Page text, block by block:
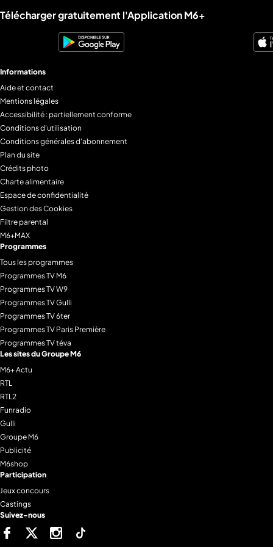
Liens utiles M6+.
Télécharger gratuitement l'Application M6+
Informations
Aide et contact
Mentions légales
Accessibilité : partiellement conforme
Conditions d'utilisation
Conditions générales d'abonnement
Plan du site
Crédits photo
Charte alimentaire
Espace de confidentialité
Gestion des Cookies
Filtre parental
M6+MAX
Programmes
Tous les programmes
Programmes TV M6
Programmes TV W9
Programmes TV Gulli
Programmes TV 6ter
Programmes TV Paris Première
Programmes TV téva
Les sites du Groupe M6
M6+ Actu
RTL
RTL2
Funradio
Gulli
Groupe M6
Publicité
M6shop
Participation
Jeux concours
Castings
Suivez-nous
FacebookTwitter Instagram